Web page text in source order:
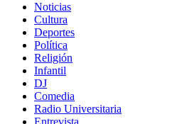
Noticias
Cultura
Deportes
Política
Religión
Infantil
DJ
Comedia
Radio Universitaria